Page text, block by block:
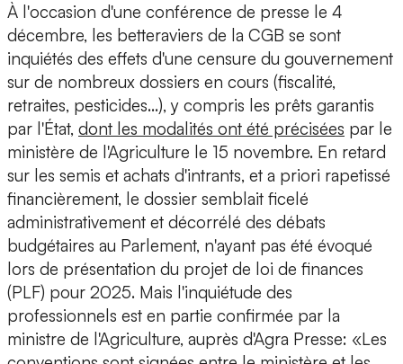
À l'occasion d'une conférence de presse le 4
décembre, les betteraviers de la CGB se sont
inquiétés des effets d'une censure du gouvernement
sur de nombreux dossiers en cours (fiscalité,
retraites, pesticides...), y compris les prêts garantis
par l'État, dont les modalités ont été précisées par le
ministère de l'Agriculture le 15 novembre. En retard
sur les semis et achats d'intrants, et a priori rapetissé
financièrement, le dossier semblait ficelé
administrativement et décorrélé des débats
budgétaires au Parlement, n'ayant pas été évoqué
lors de présentation du projet de loi de finances
(PLF) pour 2025. Mais l'inquiétude des
professionnels est en partie confirmée par la
ministre de l'Agriculture, auprès d'Agra Presse: «Les